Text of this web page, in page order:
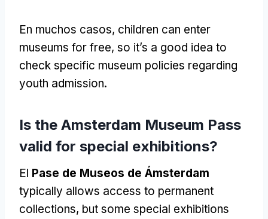
En muchos casos, children can enter
museums for free, so it’s a good idea to
check specific museum policies regarding
youth admission.
Is the Amsterdam Museum Pass
valid for special exhibitions?
El Pase de Museos de Ámsterdam
typically allows access to permanent
collections, but some special exhibitions